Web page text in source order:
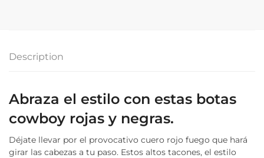
Description
Abraza el estilo con estas botas
cowboy rojas y negras.
Déjate llevar por el provocativo cuero rojo fuego que hará
girar las cabezas a tu paso. Estos altos tacones, el estilo